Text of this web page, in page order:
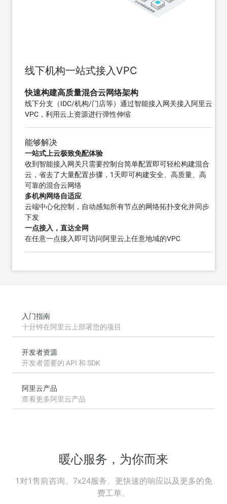
线下机构一站式接入VPC
快速构建高质量混合云网络架构
线下分支（IDC/机构/门店等）通过智能接入网关接入阿里云
VPC，利用云上资源进行弹性伸缩
能够解决
一站式上云极致免配体验
收到智能接入网关只需要控制台简单配置即可轻松构建混合
云，省去了大量配置步骤，1天即可构建安全、高质量、高
可靠的混合云网络
多机构网络自适应
云端中心化控制，自动感知所有节点的网络拓扑变化并同步
下发
一点接入，直达全网
在任意一点接入即可访问阿里云上任意地域的VPC
入门指南
十分钟在阿里云上部署您的项目
开发者资源
开发者需要的 API 和 SDK
阿里云产品
查看更多阿里云产品
暖心服务，为你而来
1对1售前咨询、7x24服务、更快速的响应以及更多的免
费工单。